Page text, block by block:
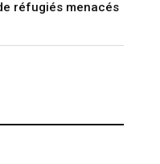
réfugiés menacés